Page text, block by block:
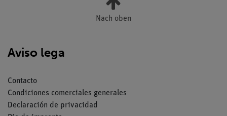
Nach oben
Aviso lega
Contacto
Condiciones comerciales generales
Declaración de privacidad